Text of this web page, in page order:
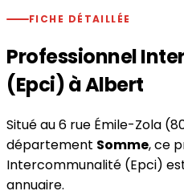
FICHE DÉTAILLÉE
Professionnel
(Epci) à Albert
Situé au 6 rue Émile-Zola
département Somme, ce
Intercommunalité (Epci)
annuaire.